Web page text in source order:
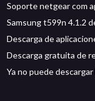
Soporte netgear com
Samsung t599n 4.1.2
Descarga de
Descarga gratuita de
Ya no puede